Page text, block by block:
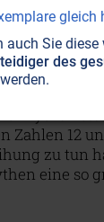
CHRISTUSBEWUSSTSEIN
der 13
Mythen
Zahlen 12
zu tun
eine so
gleich
auch Sie
des